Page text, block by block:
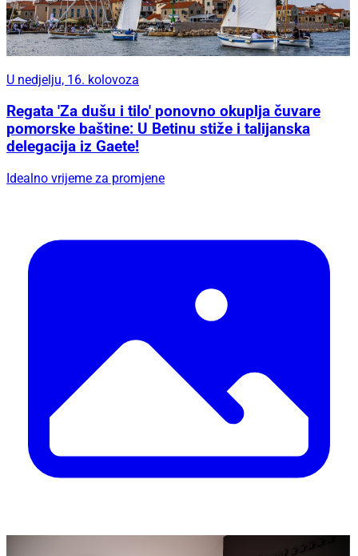
U nedjelju, 16. kolovoza
Regata 'Za dušu i tilo' ponovno okuplja čuvare
pomorske baštine: U Betinu stiže i talijanska
delegacija iz Gaete!
Idealno vrijeme za promjene